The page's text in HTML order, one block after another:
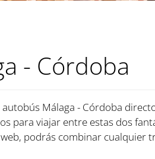
- Córdoba
Málaga - Córdoba
para viajar entre estas dos
podrás combinar cualquier